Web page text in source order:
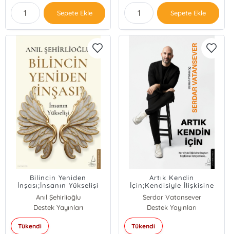
Sepete Ekle Sepete Ekle
Bilincin Yeniden
İnşası;İnsanın Yükselişi
Anıl Şehirlioğlu
Destek Yayınları
Tükendi
Artık Kendin
İçin;Kendisiyle İlişkisine
Baştan Başlamak
İsteyenlere...
Serdar Vatansever
Destek Yayınları
Tükendi